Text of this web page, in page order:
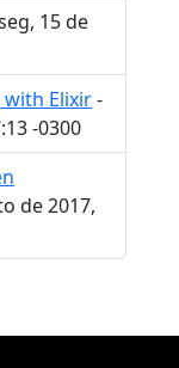
15 de
Elixir-
-0300
de 2017,